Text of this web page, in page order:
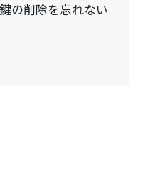
の削除を忘れない